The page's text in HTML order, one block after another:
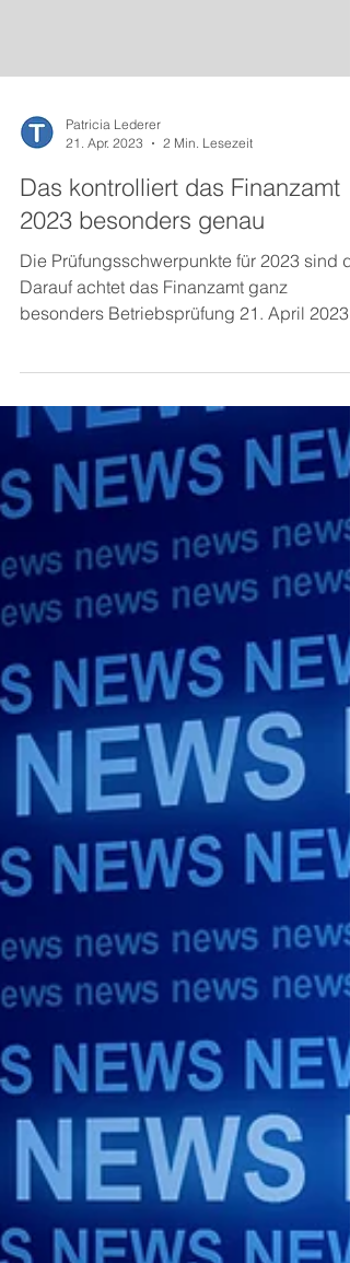
21. Apr. 2023
2 Min. Lesezeit
Das kontrolliert das Finanzamt
2023 besonders genau
Die Prüfungsschwerpunkte für 2023 sind
Darauf achtet das Finanzamt ganz
Es ist wieder...